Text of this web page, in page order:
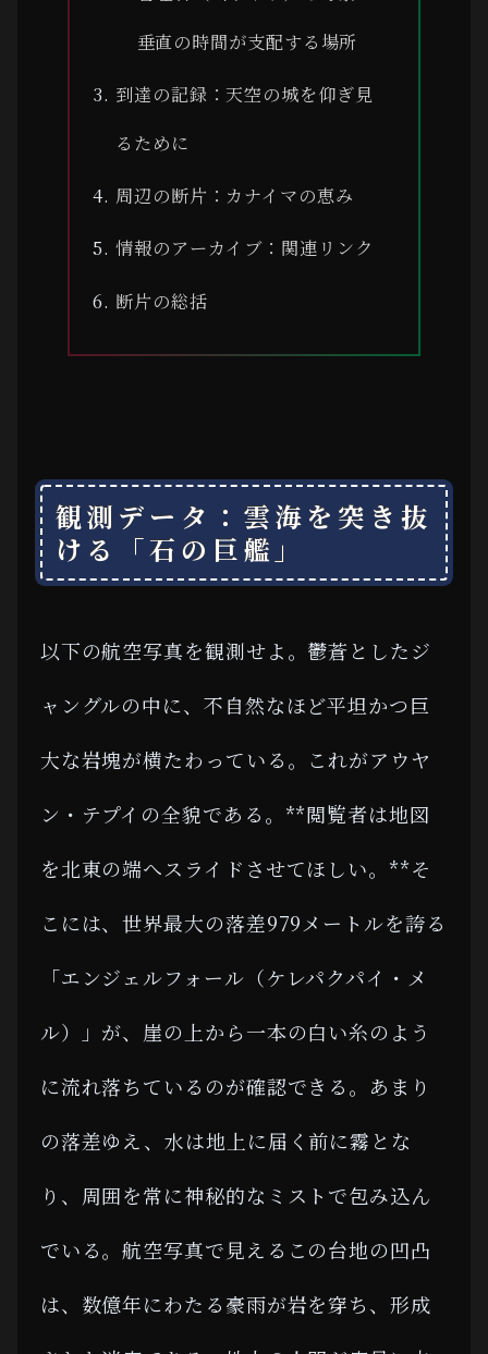
垂直の時間が支配する場所
到達の記録：天空の城を仰ぎ見
るために
周辺の断片：カナイマの恵み
情報のアーカイブ：関連リンク
断片の総括
観測データ：雲海を突き抜
ける「石の巨艦」
以下の航空写真を観測せよ。鬱蒼としたジ
ャングルの中に、不自然なほど平坦かつ巨
大な岩塊が横たわっている。これがアウヤ
ン・テプイの全貌である。**閲覧者は地図
を北東の端へスライドさせてほしい。**そ
こには、世界最大の落差979メートルを誇る
「エンジェルフォール（ケレパクパイ・メ
ル）」が、崖の上から一本の白い糸のよう
に流れ落ちているのが確認できる。あまり
の落差ゆえ、水は地上に届く前に霧とな
り、周囲を常に神秘的なミストで包み込ん
でいる。航空写真で見えるこの台地の凹凸
は、数億年にわたる豪雨が岩を穿ち、形成